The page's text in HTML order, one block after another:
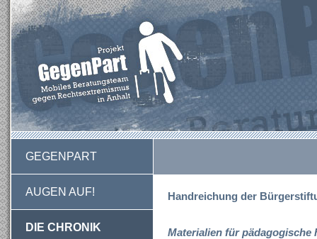
GEGENPART
AUGEN AUF!
DIE CHRONIK
Handreichung der
Materialien für pädagogische